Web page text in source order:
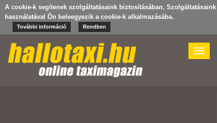
A cookie-k segítenek szolgáltatásaink biztosításában. Szolgáltatásaink
használatával Ön beleegyezik a cookie-k alkalmazásába.
További információ Rendben
Toggle